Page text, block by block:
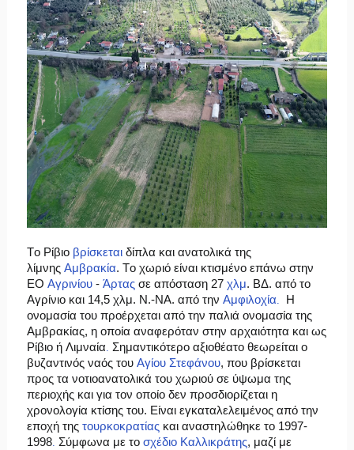
Το Ρίβιο βρίσκεταιδίπλα και ανατολικά της
λίμνης Αμβρακία. Το χωριό είναι κτισμένο επάνω στην
ΕΟ Αγρινίου- Άρταςσε απόσταση 27 χλμ. ΒΔ. από το
Αγρίνιο και 14,5 χλμ. Ν.-ΝΑ. από την Αμφιλοχία.
Η
ονομασία του προέρχεται από την παλιά ονομασία της
Αμβρακίας, η οποία αναφερόταν στην αρχαιότητα και ως
Ρίβιο ή Λιμναία. Σημαντικότερο αξιοθέατο θεωρείται ο
βυζαντινός ναός του Αγίου Στεφάνου, που βρίσκεται
προς τα νοτιοανατολικά του χωριού σε ύψωμα της
περιοχής και για τον οποίο δεν προσδιορίζεται η
χρονολογία κτίσης του. Είναι εγκαταλελειμένος από την
εποχή της τουρκοκρατίαςκαι αναστηλώθηκε το 1997-
1998. Σύμφωνα με το σχέδιο Καλλικράτης, μαζί με